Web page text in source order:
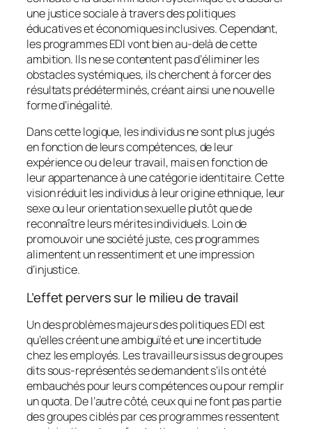
une justice sociale à travers des politiques
éducatives et économiques inclusives. Cependant,
les programmes EDI vont bien au-delà de cette
ambition. Ils ne se contentent pas d’éliminer les
obstacles systémiques, ils cherchent à forcer des
résultats prédéterminés, créant ainsi une nouvelle
forme d’inégalité.
Dans cette logique, les individus ne sont plus jugés
en fonction de leurs compétences, de leur
expérience ou de leur travail, mais en fonction de
leur appartenance à une catégorie identitaire. Cette
vision réduit les individus à leur origine ethnique, leur
sexe ou leur orientation sexuelle plutôt que de
reconnaître leurs mérites individuels. Loin de
promouvoir une société juste, ces programmes
alimentent un ressentiment et une impression
d’injustice.
L’effet pervers sur le milieu de travail
Un des problèmes majeurs des politiques EDI est
qu’elles créent une ambiguïté et une incertitude
chez les employés. Les travailleurs issus de groupes
dits sous-représentés se demandent s’ils ont été
embauchés pour leurs compétences ou pour remplir
un quota. De l’autre côté, ceux qui ne font pas partie
des groupes ciblés par ces programmes ressentent